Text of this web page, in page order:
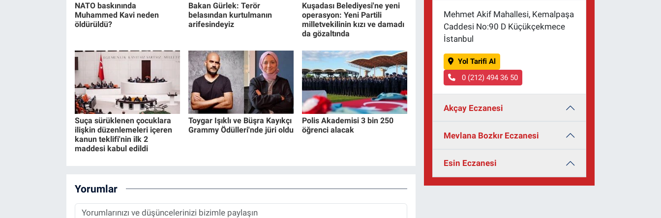
NATO baskınında
Muhammed Kavi neden
öldürüldü?
Bakan Gürlek: Terör
belasından kurtulmanın
arifesindeyiz
Kuşadası Belediyesi'ne yeni
operasyon: Yeni Partili
milletvekilinin kızı ve damadı
da gözaltında
Suça sürüklenen çocuklara
ilişkin düzenlemeleri içeren
kanun teklifi'nin ilk 2
maddesi kabul edildi
Toygar Işıklı ve Büşra Kayıkçı
Grammy Ödülleri'nde jüri oldu
Polis Akademisi 3 bin 250
öğrenci alacak
Yorumlar
Mehmet Akif Mahallesi, Kemalpaşa
Caddesi No:90 D Küçükçekmece
İstanbul
Yol Tarifi Al
0 (212) 494 36 50
Akçay Eczanesi
Mevlana Bozkır Eczanesi
Esin Eczanesi